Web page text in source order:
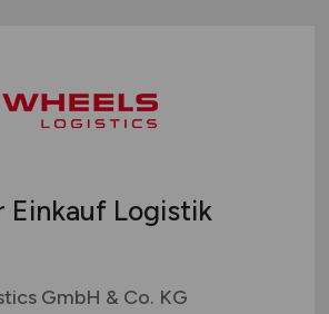
Einkauf Logistik
GmbH & Co. KG